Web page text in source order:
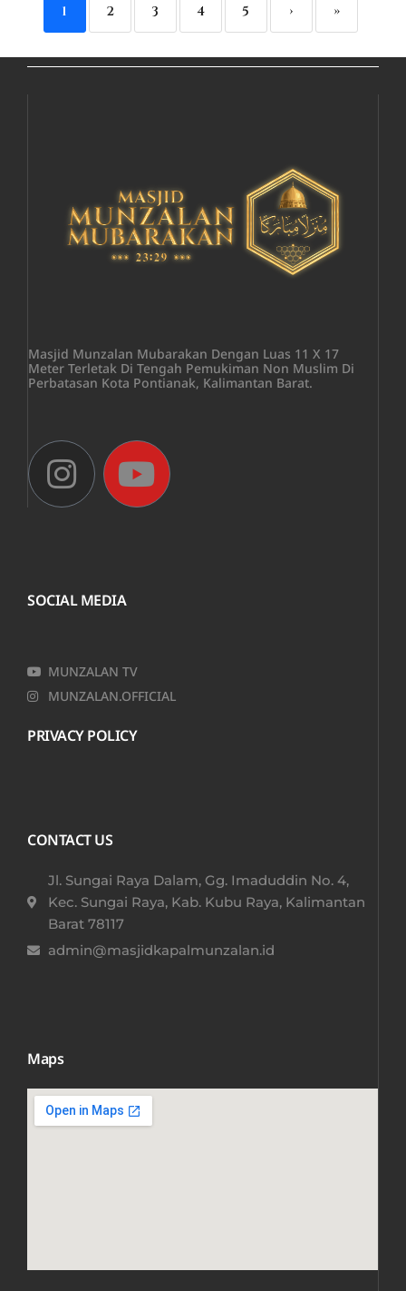
1 2 3 4 5 › »
Masjid Munzalan Mubarakan Dengan Luas 11 X 17
Meter Terletak Di Tengah Pemukiman Non Muslim Di
Perbatasan Kota Pontianak, Kalimantan Barat.
SOCIAL MEDIA
MUNZALAN TV
MUNZALAN.OFFICIAL
PRIVACY POLICY
CONTACT US
Jl. Sungai Raya Dalam, Gg. Imaduddin No. 4,
Kec. Sungai Raya, Kab. Kubu Raya, Kalimantan
Barat 78117​
admin@masjidkapalmunzalan.id
Maps